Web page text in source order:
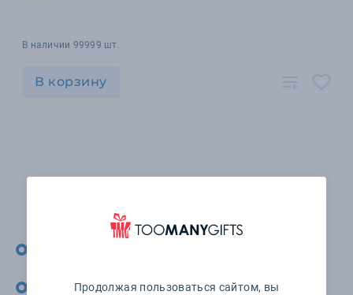
В наличии 99999 шт.
В корзину
Продажа сувениров мелким и крупным оптом,
Продолжая пользоваться сайтом, вы